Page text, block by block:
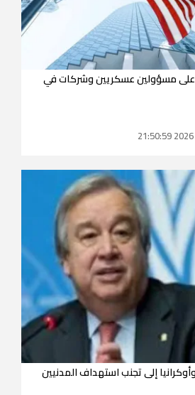
مسؤولين عسكريين وشركات في
إلى تجنب استهداف المدنيين